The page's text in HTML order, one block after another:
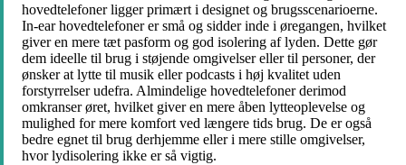
hovedtelefoner ligger primært i designet og brugsscenarioerne.
In-ear hovedtelefoner er små og sidder inde i øregangen, hvilket
giver en mere tæt pasform og god isolering af lyden. Dette gør
dem ideelle til brug i støjende omgivelser eller til personer, der
ønsker at lytte til musik eller podcasts i høj kvalitet uden
forstyrrelser udefra. Almindelige hovedtelefoner derimod
omkranser øret, hvilket giver en mere åben lytteoplevelse og
mulighed for mere komfort ved længere tids brug. De er også
bedre egnet til brug derhjemme eller i mere stille omgivelser,
hvor lydisolering ikke er så vigtig.